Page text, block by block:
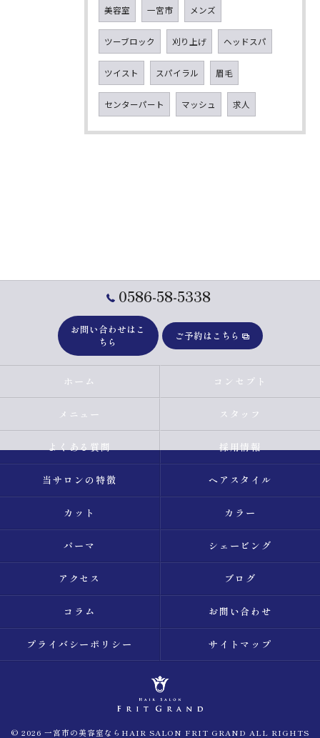
美容室 一宮市 メンズ
ツーブロック 刈り上げ ヘッドスパ
ツイスト スパイラル 眉毛
センターパート マッシュ 求人
0586-58-5338
お問い合わせはこ
ちら
ご予約はこちら
ホーム コンセプト
メニュー スタッフ
よくある質問 採用情報
当サロンの特徴 ヘアスタイル
カット カラー
パーマ シェービング
アクセス ブログ
コラム お問い合わせ
プライバシーポリシー サイトマップ
© 2026 一宮市の美容室ならHAIR SALON FRIT GRAND ALL RIGHTS